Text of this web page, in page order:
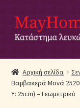
Απευθείας
μετάβαση
στην
Μετάβαση
σε
περιεχόμενο
Αρχική
Ακύρωση
Αρχική σελίδα
Βαμβακερά Μονά
Υ: 25cm) – Γεωμετρικό